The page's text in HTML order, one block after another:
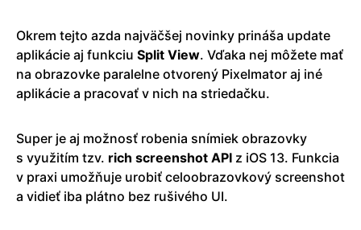
Okrem tejto azda najväčšej novinky prináša update
aplikácie aj funkciu Split View. Vďaka nej môžete mať
na obrazovke paralelne otvorený Pixelmator aj iné
aplikácie a pracovať v nich na striedačku.
Super je aj možnosť robenia snímiek obrazovky
s využitím tzv. rich screenshot API z iOS 13. Funkcia
v praxi umožňuje urobiť celoobrazovkový screenshot
a vidieť iba plátno bez rušivého UI.